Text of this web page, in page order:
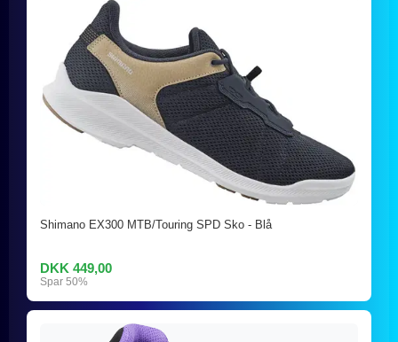
Shimano EX300 MTB/Touring SPD Sko - Blå
DKK 449,00
Spar 50%